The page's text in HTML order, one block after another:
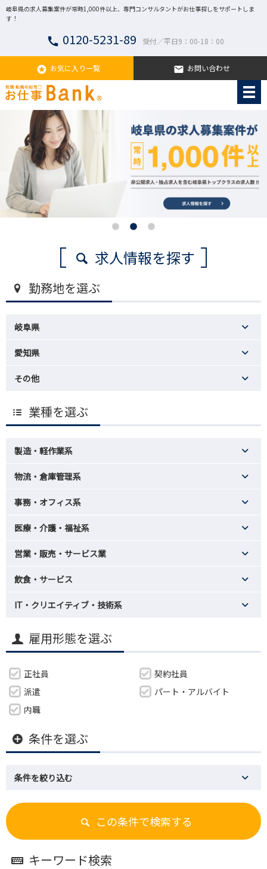
岐阜県の求人募集案件が常時1,000件以上、専門コンサルタントがお仕事探しをサポートしま
す！
call 0120-5231-89 受付／平日9：00-18：00
stars お気に入り一覧 email お問い合わせ
求人情報を探す
勤務地を選ぶ
岐阜県
愛知県
その他
業種を選ぶ
製造・軽作業系
物流・倉庫管理系
事務・オフィス系
医療・介護・福祉系
営業・販売・サービス業
飲食・サービス
IT・クリエイティブ・技術系
雇用形態を選ぶ
正社員
契約社員
派遣
パート・アルバイト
内職
条件を選ぶ
条件を絞り込む
この条件で検索する
キーワード検索